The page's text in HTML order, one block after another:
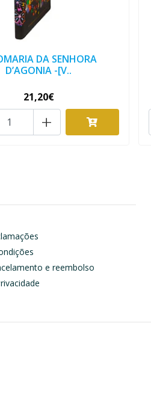
DA SENHORA
D’AGONIA -[V..
21,20€
+
e reembolso